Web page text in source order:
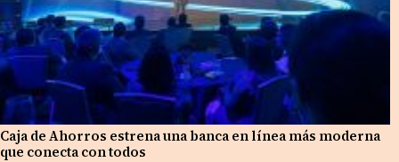
Caja de Ahorros estrena una banca en línea más moderna
que conecta con todos